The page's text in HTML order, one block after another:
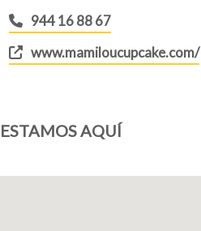
944 16 88 67
www.mamiloucupcake.com/
ESTAMOS AQUÍ